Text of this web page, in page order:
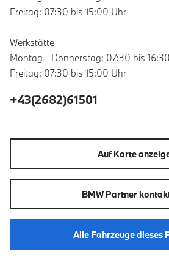
Freitag: 07:30 bis 15:00 Uhr
Werkstätte
Montag - Donnerstag: 07:30 bis
Freitag: 07:30 bis 15:00 Uhr
+43(2682)61501
Auf Karte
BMW Partner
Alle Fahrzeuge dieses